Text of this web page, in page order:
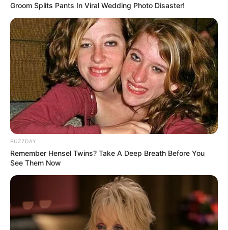
Groom Splits Pants In Viral Wedding Photo Disaster!
BUZZDAY
Remember Hensel Twins? Take A Deep Breath Before You
See Them Now